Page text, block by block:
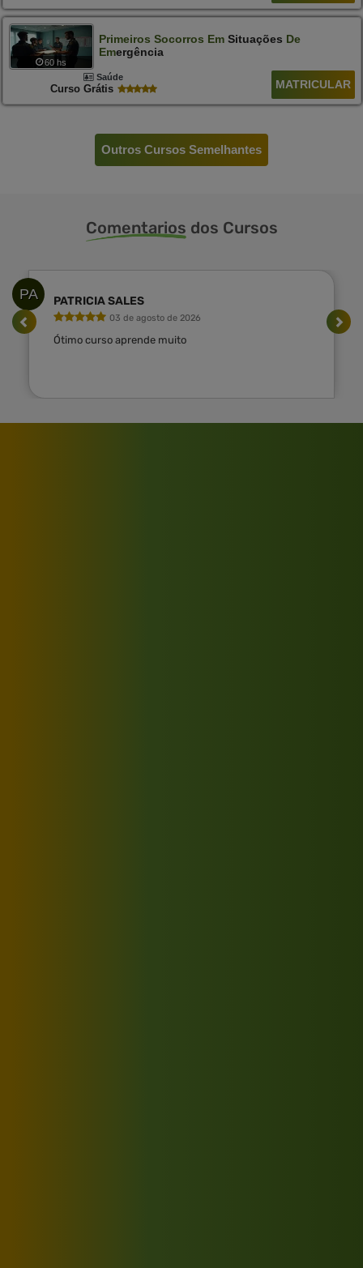
60 hs
Primeiros Socorros EmSituações De
EmErgência
Saúde
Curso Grátis MATRICULAR
Outros Cursos Semelhantes
Comentarios dos Cursos
PA PATRICIA SALES
03 de agosto de 2026
Ótimo curso aprende muito